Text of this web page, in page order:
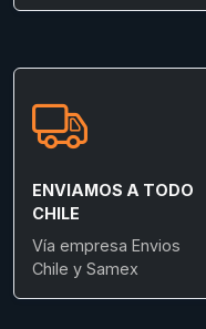
ENVIAMOS A TODO
CHILE
Vía empresa Envios
Chile y Samex